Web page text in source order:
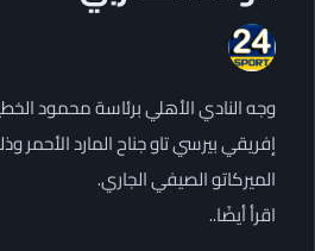
وجه النادي الأهلي برئاسة محمود
إفريقي بيرسي تاو جناح المارد
الميركاتو الصيفي الجاري.
اقرأ أيضًا..